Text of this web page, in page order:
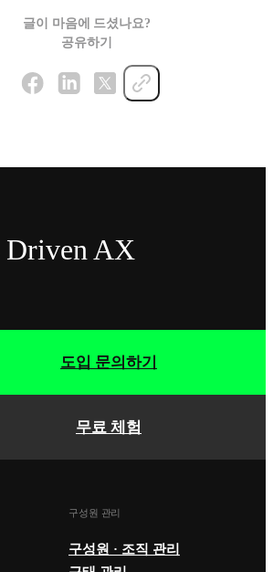
글이 마음에 드셨나요?
공유하기
Driven AX
무료 체험
도입 문의하기
구성원 관리
구성원 · 조직 관리